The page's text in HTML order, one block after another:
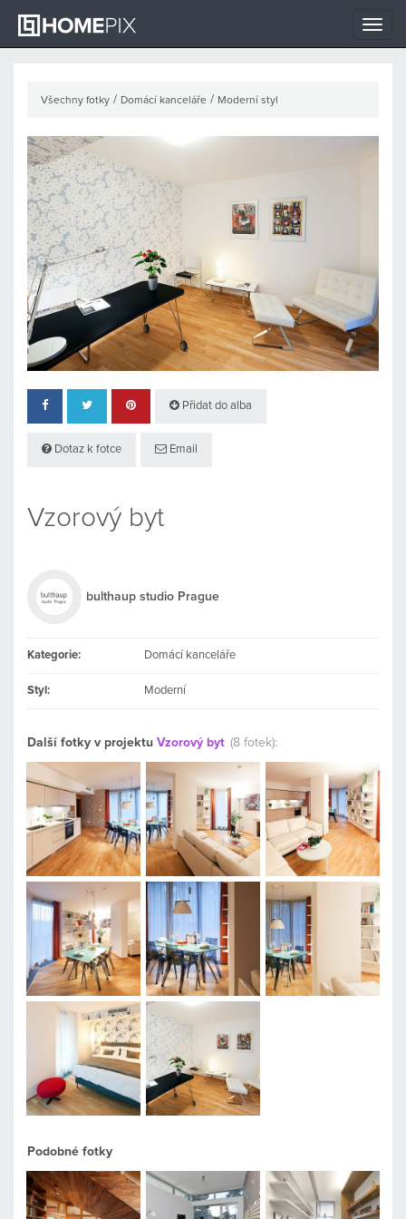
Toggle
Všechny fotky / Domácí kanceláře / Moderní styl
Přidat do alba
Dotaz k fotce Email
Vzorový byt
bulthaup studio Prague
Kategorie: Domácí kanceláře
Styl: Moderní
Další fotky v projektu Vzorový byt (8 fotek):
Podobné fotky